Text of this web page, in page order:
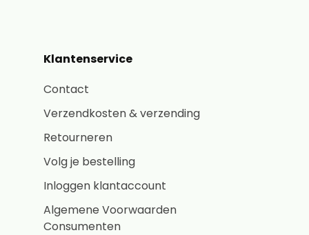
Klantenservice
Contact
Verzendkosten & verzending
Retourneren
Volg je bestelling
Inloggen klantaccount
Algemene Voorwaarden
Consumenten